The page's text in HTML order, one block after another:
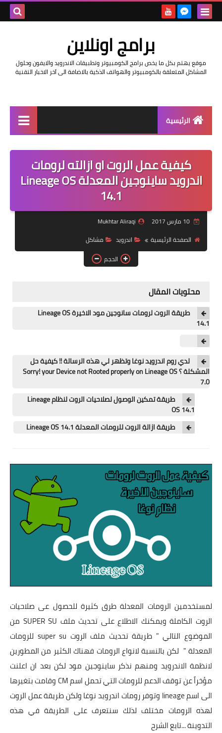
برامج اونلاين
موقع يهتم بكل ما يخص برامج الكومبيوتر وتطبيقات الاندرويد والايفون وحلول
المشاكل المتعلقة بالكومبيوتر والهواتف الذكية بالاضافة الى آخر الاخبار التقنية
الرئيسية
مراجعات
حماية
دروس
الربح من الانترنت
فيسبوك
مقالات
العاب
العملات الرقمية
كيفية عمل الروت او ازالته لرومات
اندرويد ساينوجين المعدلة Lineage OS
14.1
10 مارس 2017
Mukhtar Aliraqi
الصفحة الرئيسية
اندرويد
مشاكل
الحجم
محتويات المقال
طريقة الروت لرومات سانوجين مود الاخيرة Lineage OS
14.1
لدي روم اندرويد نوغا وتظهر لي هذه الرسالة !! كيفية حل
المشكلة ؟ Sorry! your Device not Rooted properly on Lineage OS
7.0
طريقة تمكين الوصول لصلاحيات الروت لنظام Lineage
OS 14.1
طريقة ازالة الروت للرومات المعدلة Lineage OS 14.1
لمستخدمين الرومات المعدلة طرق كثيرة للحصول عى صلاحيات
الروت الكاملة ويمكنك الاطلاع على تحديث ملف SUPER SU من
الموضوع التالي
" طريقة تحديث ملف الروت super su للرومات
المعدلة " لكن بالنسبة لانواع الرومات فهناك الكثير من المطورين
لانظمة الاندرويد ومنهم نذكر ساينوجين مود لكن بعد ان اعلنت
مؤخراً عن توقف الدعم للرومات التي تحمل اسم CM وقامت بتغيرها
الى اسم lineage وتوفر رومات اندرويد نوغا ولكن طريقة عمل الروت
لهذه الرومات مختلف لذلك سنتعرف على الطريقة في هذه
التدوينة ...تابع الشرح